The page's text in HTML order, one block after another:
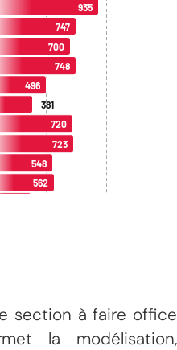
section à faire office
la modélisation,